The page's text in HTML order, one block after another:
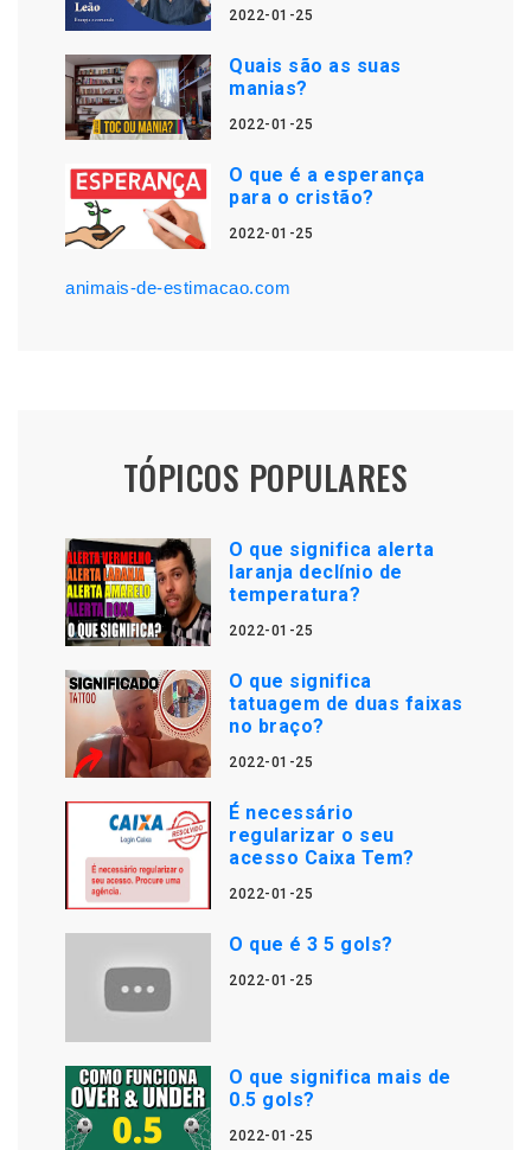
2022-01-25
Quais são as suas
manias?
2022-01-25
O que é a esperança
para o cristão?
2022-01-25
animais-de-estimacao.com
TÓPICOS POPULARES
O que significa alerta
laranja declínio de
temperatura?
2022-01-25
O que significa
tatuagem de duas faixas
no braço?
2022-01-25
É necessário
regularizar o seu
acesso Caixa Tem?
2022-01-25
O que é 3 5 gols?
2022-01-25
O que significa mais de
0.5 gols?
2022-01-25